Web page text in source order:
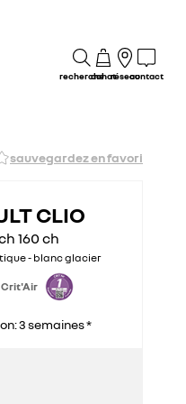
rechercheachatréseaucontact
sauvegardez en favori
CLIO
160 ch
- blanc glacier
3 semaines *